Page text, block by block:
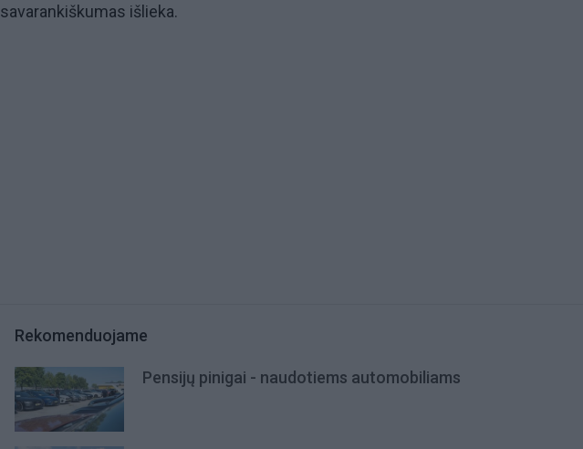
savarankiškumas išlieka.
Rekomenduojame
Pensijų pinigai - naudotiems automobiliams